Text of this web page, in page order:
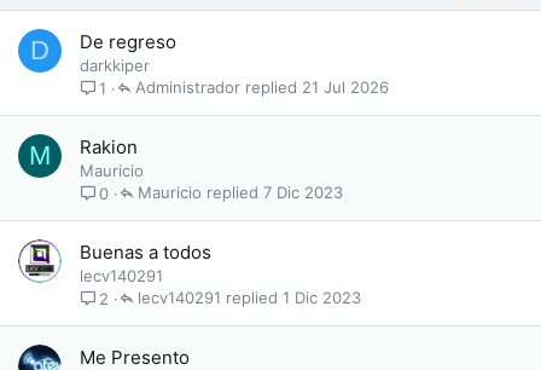
D De regreso
darkkiper
1
21 Jul 2026
Administrador
M Rakion
Mauricio
0
7 Dic 2023
Mauricio
Buenas a todos
lecv140291
2
1 Dic 2023
lecv140291
Me Presento